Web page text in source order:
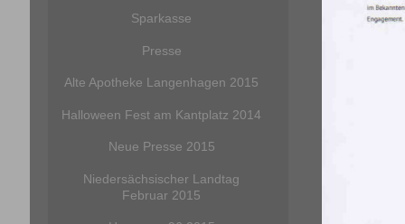
Sparkasse
Presse
Alte Apotheke Langenhagen 2015
Halloween Fest am Kantplatz 2014
Neue Presse 2015
Niedersächsischer Landtag
Februar 2015